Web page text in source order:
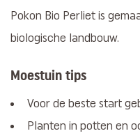
Pokon Bio Perliet is
biologische landbouw.
Moestuin tips
Voor de beste start
Planten in potten en